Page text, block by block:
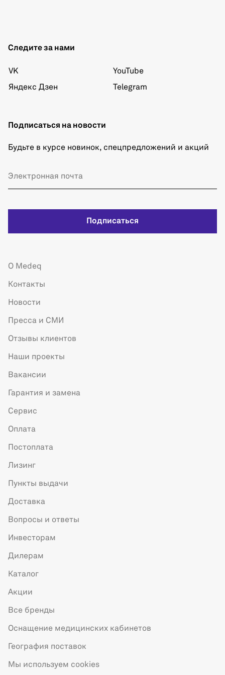
Следите за нами
VK
Яндекс Дзен
YouTube
Telegram
Подписаться на новости
Будьте в курсе новинок, спецпредложений и акций
Подписаться
О Medeq
Контакты
Новости
Пресса и СМИ
Отзывы клиентов
Наши проекты
Вакансии
Гарантия и замена
Сервис
Оплата
Постоплата
Лизинг
Пункты выдачи
Доставка
Вопросы и ответы
Инвесторам
Дилерам
Каталог
Акции
Все бренды
Оснащение медицинских кабинетов
География поставок
Мы используем cookies